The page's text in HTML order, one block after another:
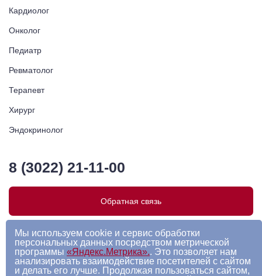
Кардиолог
Онколог
Педиатр
Ревматолог
Терапевт
Хирург
Эндокринолог
8 (3022) 21-11-00
Обратная связь
Наши мессенджеры:
Мы используем cookie и сервис обработки
персональных данных посредством метрической
программы «Яндекс.Метрика».. Это позволяет нам
анализировать взаимодействие посетителей с сайтом
и делать его лучше. Продолжая пользоваться сайтом,